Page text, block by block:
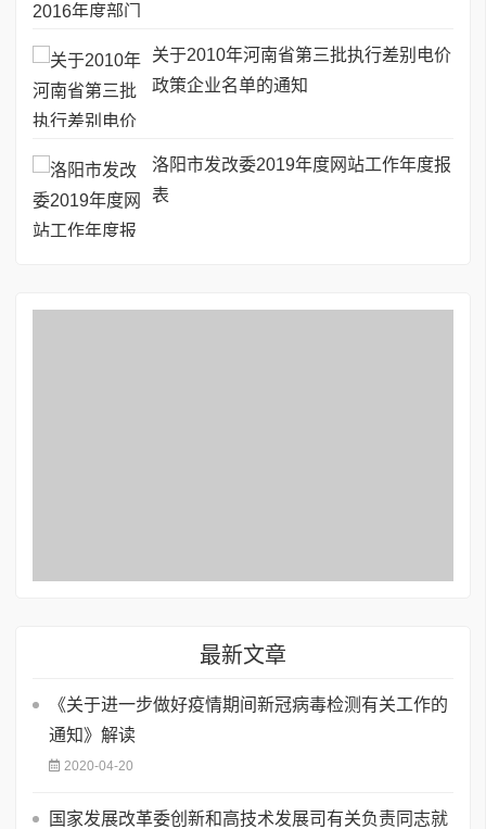
关于2010年河南省第三批执行差别电价
政策企业名单的通知
洛阳市发改委2019年度网站工作年度报
表
最新文章
《关于进一步做好疫情期间新冠病毒检测有关工作的
通知》解读
2020-04-20
国家发展改革委创新和高技术发展司有关负责同志就